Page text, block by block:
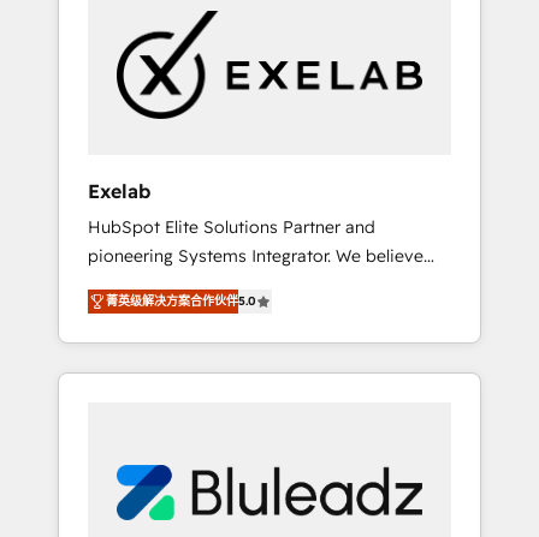
growing mid-market and enterprise
organizations, our team combines strong
technical execution with real business
perspective. Many of our consultants have
operators need as their systems, data, and
processes evolve. Since 2014, we’ve
supported 1,400+ clients across a wide range
of industries, including healthcare, software,
B2B services, manufacturing, financial
services and more. Whether clients are new
to HubSpot or expanding into more
long-term value and a consistently strong
client experience.
Exelab
HubSpot Elite Solutions Partner and
pioneering Systems Integrator. We believe
technology should serve business strategy,
not the other way around. Every engagement
begins with clear objectives, customer
journey mapping, and measurable KPIs. Only
Connectors, workflows, and data
architectures that make HubSpot the
菁英级解决方案合作伙伴5.0